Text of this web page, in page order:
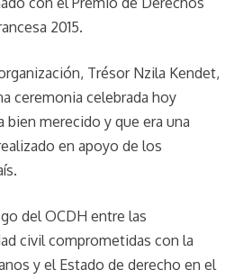
2015.
Trésor Nzila Kendet,
ceremonia celebrada hoy
bien merecido y que era una
en apoyo de los
del OCDH entre las
civil comprometidas con la
y el Estado de derecho en el